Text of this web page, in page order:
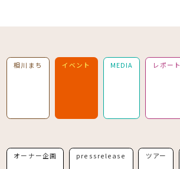
相川まち イベント MEDIA レポート
オーナー企画 pressrelease ツアー